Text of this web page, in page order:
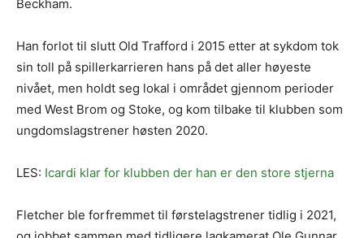
Beckham.
Han forlot til slutt Old Trafford i 2015 etter at sykdom tok
sin toll på spillerkarrieren hans på det aller høyeste
nivået, men holdt seg lokal i området gjennom perioder
med West Brom og Stoke, og kom tilbake til klubben som
ungdomslagstrener høsten 2020.
LES: Icardi klar for klubben der han er den store stjerna
Fletcher ble forfremmet til førstelagstrener tidlig i 2021,